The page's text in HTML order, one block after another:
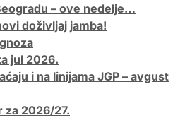
– ove nedelje…
doživljaj jamba!
jul 2026.
i na linijama JGP – avgust
za 2026/27.